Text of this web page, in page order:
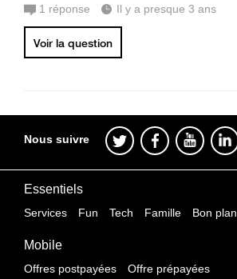
1 réponse Il y a presque 3 ans
Voir la question
Nous suivre
Essentiels
Services Fun Tech Famille Bon plan
Mobile
Offres postpayées Offre prépayées